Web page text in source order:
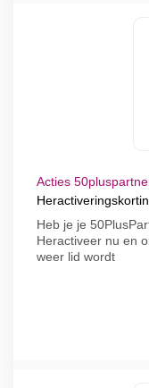
Acties
Heb je je
Heractiveer nu en
weer lid wordt